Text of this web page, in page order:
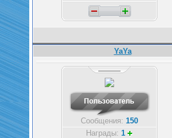
YaYa
Сообщения: 150
Награды: 1